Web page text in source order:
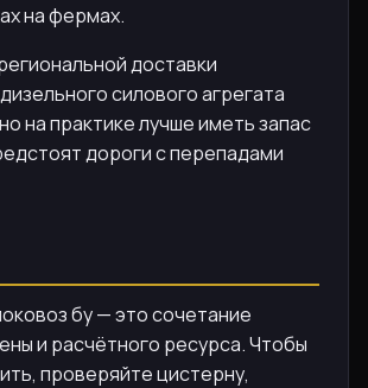
на фермах.
доставки
силового агрегата
на практике лучше иметь запас
дороги с перепадами
бу — это сочетание
и расчётного ресурса. Чтобы
проверяйте цистерну,